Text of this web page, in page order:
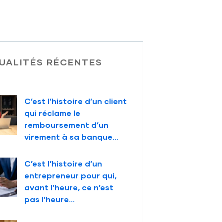
RÉCENTES
C’est l’histoire d’un client
qui réclame le
remboursement d’un
virement à sa banque…
C’est l’histoire d’un
entrepreneur pour qui,
avant l’heure, ce n’est
pas l’heure…